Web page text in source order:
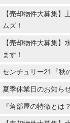
【売却物件大募集】
ムズ！
【売却物件大募集】
ます！
センチュリー21『秋
夏季休業日のお知ら
『角部屋の特徴とは